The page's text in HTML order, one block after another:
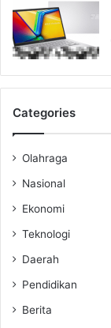
Categories
Olahraga
Nasional
Ekonomi
Teknologi
Daerah
Pendidikan
Berita